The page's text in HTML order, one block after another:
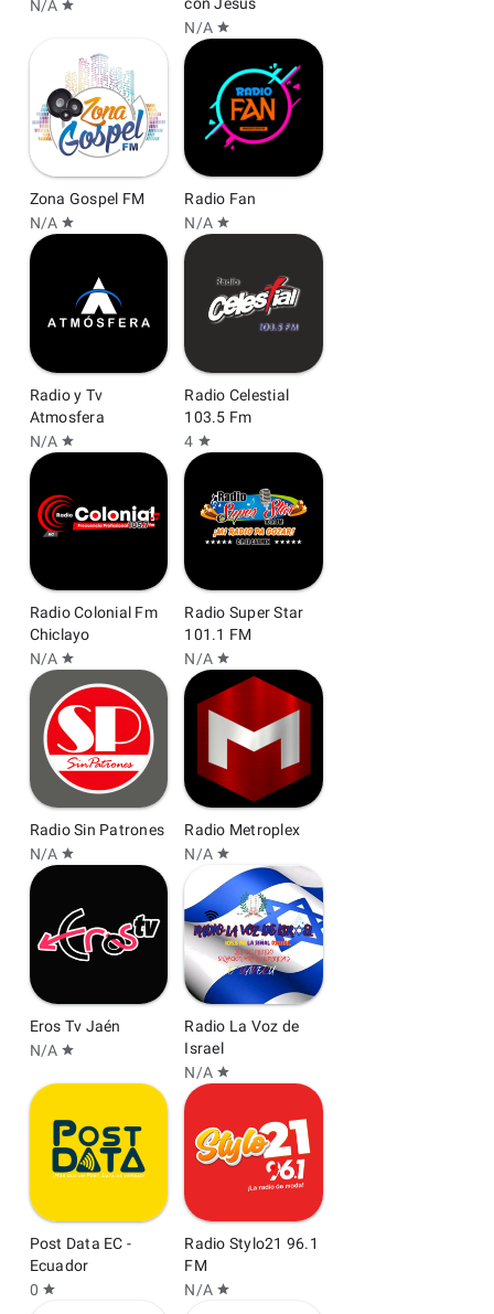
N/A star
N/A star
Zona Gospel FM
N/A star
Radio Fan
N/A star
Radio y Tv
Atmosfera
N/A star
Radio Celestial
103.5 Fm
4 star
Radio Colonial Fm
Chiclayo
N/A star
Radio Super Star
101.1 FM
N/A star
Radio Sin Patrones
N/A star
Radio Metroplex
N/A star
Eros Tv Jaén
N/A star
Radio La Voz de
Israel
N/A star
Post Data EC -
Ecuador
0 star
Radio Stylo21 96.1
FM
N/A star